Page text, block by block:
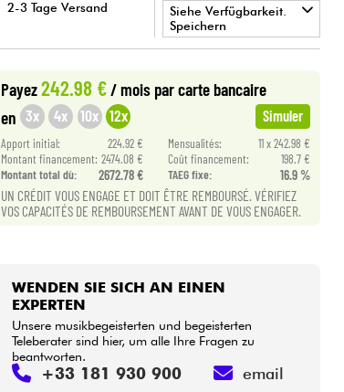
2-3 Tage Versand
Siehe Verfügbarkeit.
Speichern
• PARIS
Payez242.98 €/ mois par carte bancaire
en 3x 4x 10x 12x Simuler
Apport initial: 224.92 € Mensualités:
11 x 242.98 €
Montant financement: 2474.08 € Coût financement:
198.7 €
Montant total dù:
2672.78 € TAEG fixe: 16.9 %
UN CRÉDIT VOUS ENGAGE ET DOIT ÊTRE REMBOURSÉ. VÉRIFIEZ
VOS CAPACITÉS DE REMBOURSEMENT AVANT DE VOUS ENGAGER.
WENDEN SIE SICH AN EINEN
EXPERTEN
Unsere musikbegeisterten und begeisterten
Teleberater sind hier, um alle Ihre Fragen zu
beantworten.
+33 181 930 900 email